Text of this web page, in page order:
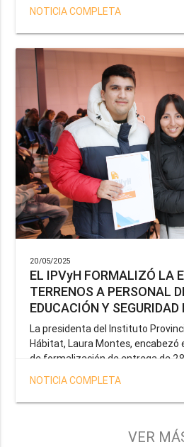
NOTICIA COMPLETA
20/05/2025
EL IPVyH FORMALIZÓ LA
TERRENOS A PERSONAL
EDUCACIÓN Y SEGURIDAD
La presidenta del Instituto
Hábitat, Laura Montes, encabezó
de formalización de entrega de
correspondientes a la operatoria
el Gobernador Gustavo Melella, la
objetivo brindar una solución
Provincia y del Servicio
NOTICIA COMPLETA
VER